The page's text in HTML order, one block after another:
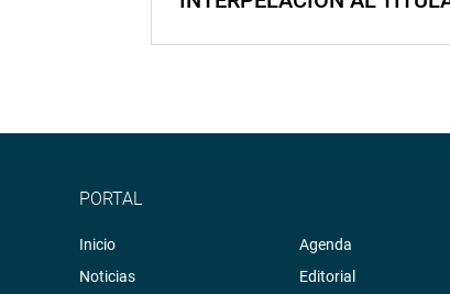
PORTAL
Inicio
Noticias
Agenda
Editorial